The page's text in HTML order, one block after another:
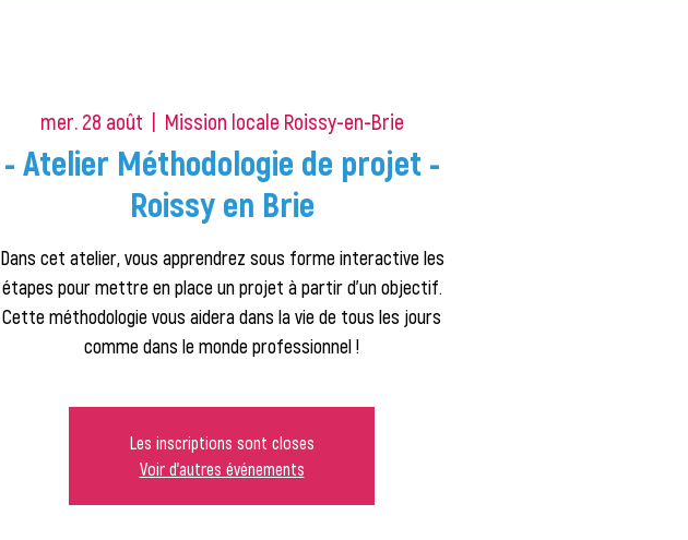
mer. 28 août
  |
Mission locale Roissy-en-Brie
- Atelier Méthodologie de projet -
Roissy en Brie
Dans cet atelier, vous apprendrez sous forme interactive les
étapes pour mettre en place un projet à partir d'un objectif.
Cette méthodologie vous aidera dans la vie de tous les jours
comme dans le monde professionnel !
Les inscriptions sont closes
Voir d'autres événements